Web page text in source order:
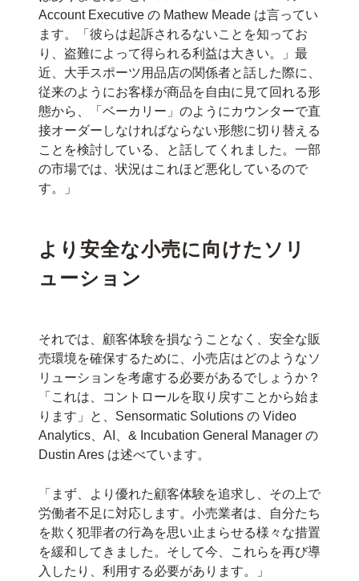
Account Executive の Mathew Meade は言ってい
ます。「彼らは起訴されるないことを知ってお
り、盗難によって得られる利益は大きい。」最
近、大手スポーツ用品店の関係者と話した際に、
従来のようにお客様が商品を自由に見て回れる形
態から、「ベーカリー」のようにカウンターで直
接オーダーしなければならない形態に切り替える
ことを検討している、と話してくれました。一部
の市場では、状況はこれほど悪化しているので
す。」
より安全な小売に向けたソリ
ューション
それでは、顧客体験を損なうことなく、安全な販
売環境を確保するために、小売店はどのようなソ
リューションを考慮する必要があるでしょうか？
「これは、コントロールを取り戻すことから始ま
ります」と、Sensormatic Solutions の Video
Analytics、AI、& Incubation General Manager の
Dustin Ares は述べています。
「まず、より優れた顧客体験を追求し、その上で
労働者不足に対応します。小売業者は、自分たち
を欺く犯罪者の行為を思い止まらせる様々な措置
を緩和してきました。そして今、これらを再び導
入したり、利用する必要があります。」